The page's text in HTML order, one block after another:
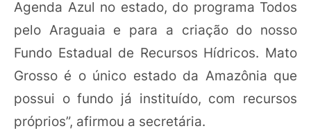
Agenda Azul no estado, do programa Todos
pelo Araguaia e para a criação do nosso
Fundo Estadual de Recursos Hídricos. Mato
Grosso é o único estado da Amazônia que
possui o fundo já instituído, com recursos
próprios”, afirmou a secretária.